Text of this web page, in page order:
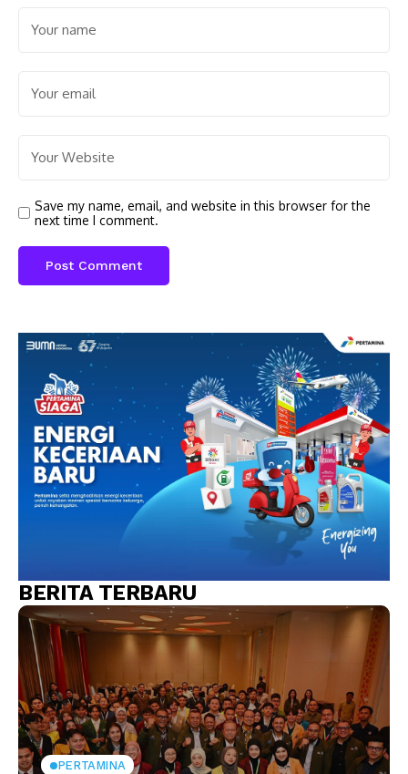
Save my name, email, and website in this browser for the
next time I comment.
BERITA TERBARU
PERTAMINA